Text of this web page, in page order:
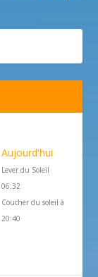
Aujourd'hui
Lever du Soleil
06:32
Coucher du soleil à
20:40